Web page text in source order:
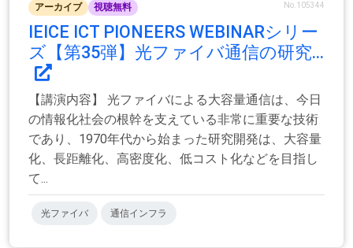
アーカイブ 視聴無料 No.105344
IEICE ICT PIONEERS WEBINARシリー
ズ【第35弾】光ファイバ通信の研究...
【講演内容】 光ファイバによる大容量通信は、今日
の情報化社会の根幹を支えている非常に重要な技術
であり、1970年代から始まった研究開発は、大容量
化、長距離化、高密度化、低コスト化などを目指し
て...
光ファイバ 通信インフラ